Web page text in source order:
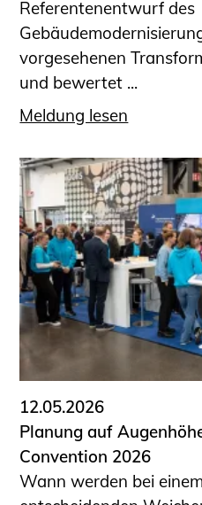
Referentenentwurf des
vorgesehenen
und bewertet ...
Meldung lesen
12.05.2026
Planung auf
Convention 2026
Wann werden bei